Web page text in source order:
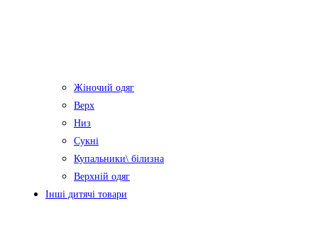
Жіночий одяг
Верх
Низ
Сукні
Купальники\ білизна
Верхній одяг
Інші дитячі товари